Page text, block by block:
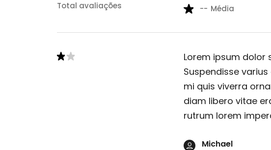
Total avaliações -- Média
Lorem ipsum dolor
Suspendisse
mi quis viverra
diam libero vitae
rutrum lorem
Michael